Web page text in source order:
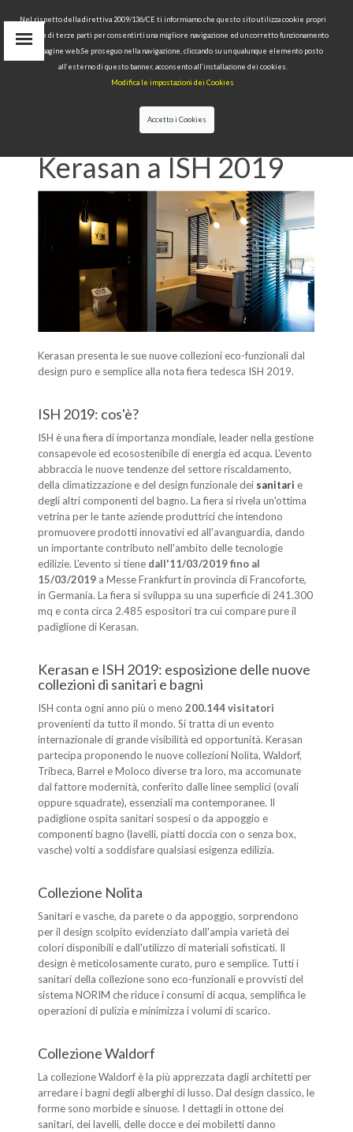
Area Riservata
>> NEWS >> KERASAN A ISH 2019
Kerasan a ISH 2019
Kerasan presenta le sue nuove collezioni eco-funzionali dal
design puro e semplice alla nota fiera tedesca ISH 2019.
ISH 2019: cos'è?
ISH è una fiera di importanza mondiale, leader nella gestione
consapevole ed ecosostenibile di energia ed acqua. L'evento
abbraccia le nuove tendenze del settore riscaldamento,
della climatizzazione e del design funzionale dei sanitari e
degli altri componenti del bagno. La fiera si rivela un'ottima
vetrina per le tante aziende produttrici che intendono
promuovere prodotti innovativi ed all'avanguardia, dando
un importante contributo nell'ambito delle tecnologie
edilizie. L'evento si tiene dall'11/03/2019 fino al
15/03/2019 a Messe Frankfurt in provincia di Francoforte,
in Germania. La fiera si sviluppa su una superficie di 241.300
mq e conta circa 2.485 espositori tra cui compare pure il
padiglione di Kerasan.
Kerasan e ISH 2019: esposizione delle nuove
collezioni di sanitari e bagni
ISH conta ogni anno più o meno 200.144 visitatori
provenienti da tutto il mondo. Si tratta di un evento
internazionale di grande visibilità ed opportunità. Kerasan
partecipa proponendo le nuove collezioni Nolita, Waldorf,
Tribeca, Barrel e Moloco diverse tra loro, ma accomunate
dal fattore modernità, conferito dalle linee semplici (ovali
oppure squadrate), essenziali ma contemporanee. Il
padiglione ospita sanitari sospesi o da appoggio e
componenti bagno (lavelli, piatti doccia con o senza box,
vasche) volti a soddisfare qualsiasi esigenza edilizia.
Collezione Nolita
Sanitari e vasche, da parete o da appoggio, sorprendono
per il design scolpito evidenziato dall'ampia varietà dei
colori disponibili e dall'utilizzo di materiali sofisticati. Il
design è meticolosamente curato, puro e semplice. Tutti i
sanitari della collezione sono eco-funzionali e provvisti del
sistema NORIM che riduce i consumi di acqua, semplifica le
operazioni di pulizia e minimizza i volumi di scarico.
Collezione Waldorf
La collezione Waldorf è la più apprezzata dagli architetti per
arredare i bagni degli alberghi di lusso. Dal design classico, le
forme sono morbide e sinuose. I dettagli in ottone dei
sanitari, dei lavelli, delle docce e dei mobiletti danno
Nel rispetto della direttiva 2009/136/CE ti informiamo che questo sito utilizza cookie propri
tecnici e di terze parti per consentirti una migliore navigazione ed un corretto funzionamento
delle pagine web.Se proseguo nella navigazione, cliccando su un qualunque elemento posto
all’esterno di questo banner, acconsento all’installazione dei cookies.
Modifica le impostazioni dei Cookies
Accetto i Cookies